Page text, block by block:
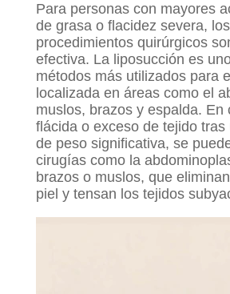
Para personas con mayores
de grasa o flacidez severa, los
procedimientos quirúrgicos
efectiva. La liposucción es
métodos más utilizados para
localizada en áreas como el
muslos, brazos y espalda. En
flácida o exceso de tejido tras
de peso significativa, se
cirugías como la
brazos o muslos, que
piel y tensan los tejidos